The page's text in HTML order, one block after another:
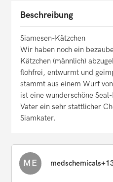
Beschreibung
Siamesen-Kätzchen
Wir haben noch ein
Kätzchen (männlich)
flohfrei, entwurmt und
stammt aus einem Wurf
ist eine wunderschöne
Vater ein sehr stattlicher
Siamkater.
ME